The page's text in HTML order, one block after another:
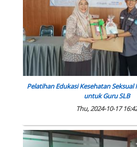
Pelatihan Edukasi Kesehatan Seksual
untuk Guru SLB
Thu, 2024-10-17